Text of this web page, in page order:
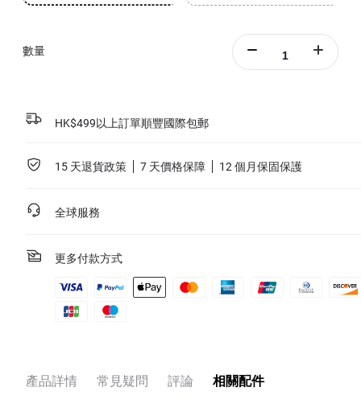
數量
HK$499以上訂單順豐國際包郵
15 天退貨政策 7 天價格保障 12 個月保固保護
全球服務
更多付款方式
產品詳情 常見疑問 評論 相關配件